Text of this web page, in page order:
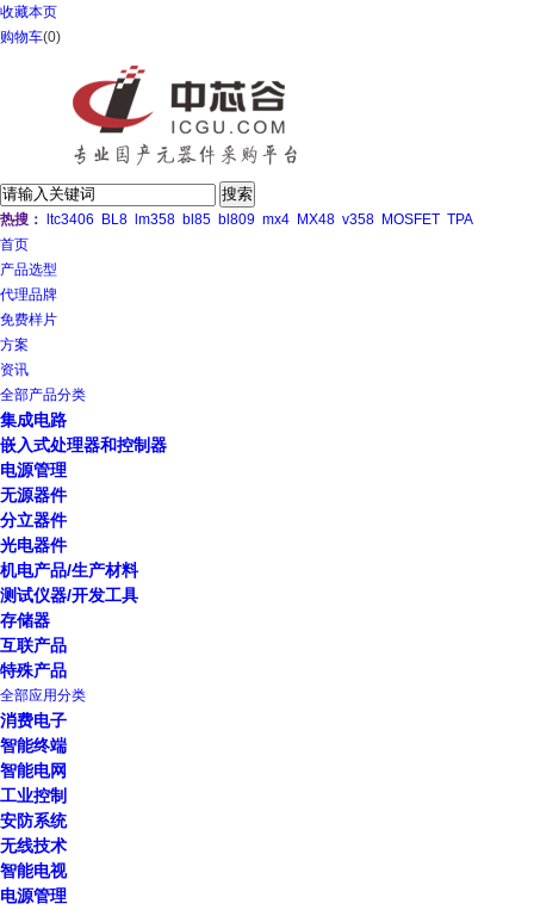
收藏本页
购物车(0)
热搜： ltc3406 BL8 lm358 bl85 bl809 mx4 MX48 v358 MOSFET TPA
首页
产品选型
代理品牌
免费样片
方案
资讯
全部产品分类
集成电路
嵌入式处理器和控制器
电源管理
无源器件
分立器件
光电器件
机电产品/生产材料
测试仪器/开发工具
存储器
互联产品
特殊产品
全部应用分类
消费电子
智能终端
智能电网
工业控制
安防系统
无线技术
智能电视
电源管理